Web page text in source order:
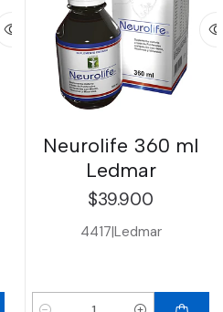
Neurolife 360 ml
Ledmar
$39.900
4417|Ledmar